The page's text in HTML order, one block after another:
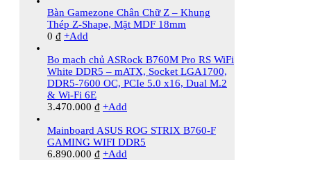
Bàn Gamezone Chân Chữ Z – Khung
Thép Z-Shape, Mặt MDF 18mm
0 ₫ +Add
Bo mạch chủ ASRock B760M Pro RS WiFi
White DDR5 – mATX, Socket LGA1700,
DDR5-7600 OC, PCIe 5.0 x16, Dual M.2
& Wi-Fi 6E
3.470.000 ₫ +Add
Mainboard ASUS ROG STRIX B760-F
GAMING WIFI DDR5
6.890.000 ₫ +Add